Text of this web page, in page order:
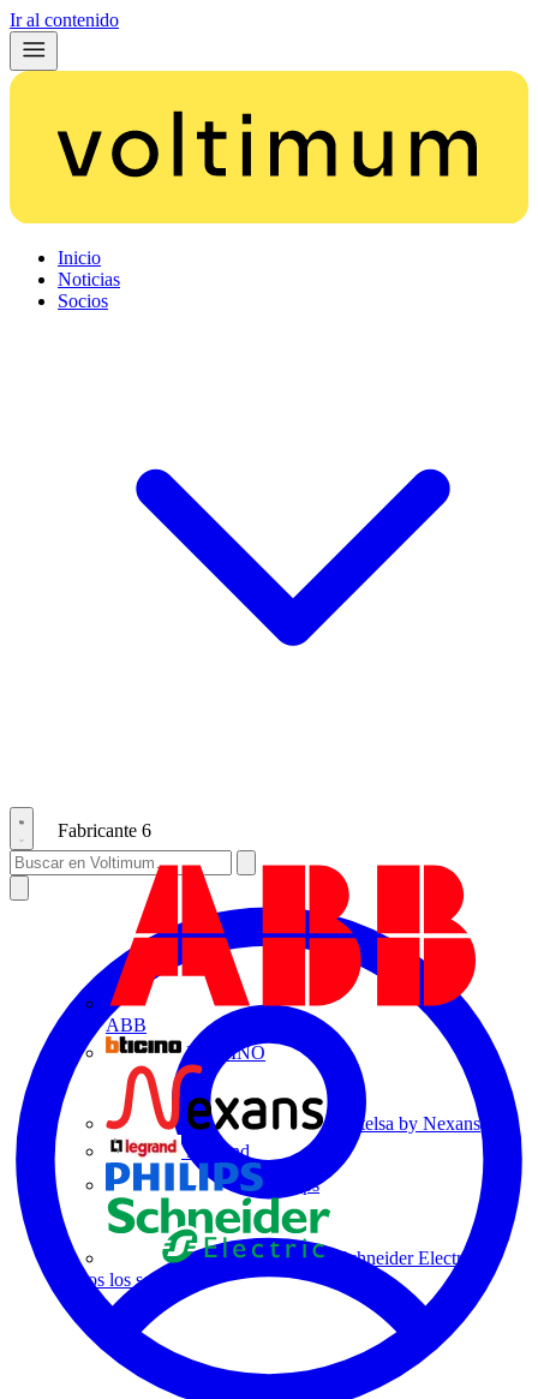
Ir al contenido
Inicio
Noticias
Socios
Fabricante 6
ABB
BTICINO
Centelsa by Nexans
Legrand
Philips
Schneider Electric
Todos los socios